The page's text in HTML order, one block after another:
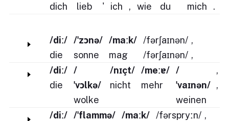
dich
lieb
'
ich
,
wie
du
mich
.
/diː/
die
/ˈzɔnə/
sonne
/maːk/
mag
/fərʃaɪnən/
/fərʃaɪnən/
,
,
/diː/
die
/
ˈvɔlkə/
wolke
/nɪçt/
nicht
/meːɐ/
mehr
/
ˈvaɪnən/
weinen
,
,
/diː/ /ˈflammə/ /maːk/ /fərspryːn/ ,